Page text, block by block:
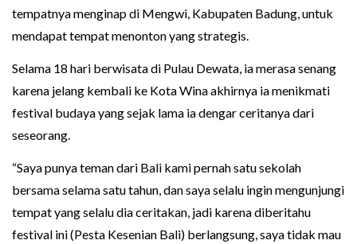
tempatnya menginap di Mengwi, Kabupaten Badung, untuk
mendapat tempat menonton yang strategis.
Selama 18 hari berwisata di Pulau Dewata, ia merasa senang
karena jelang kembali ke Kota Wina akhirnya ia menikmati
festival budaya yang sejak lama ia dengar ceritanya dari
seseorang.
“Saya punya teman dari Bali kami pernah satu sekolah
bersama selama satu tahun, dan saya selalu ingin mengunjungi
tempat yang selalu dia ceritakan, jadi karena diberitahu
festival ini (Pesta Kesenian Bali) berlangsung, saya tidak mau